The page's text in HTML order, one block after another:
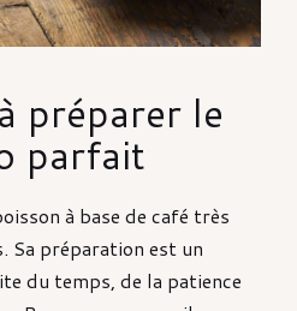
préparer le
parfait
à base de café très
Sa préparation est un
du temps, de la patience